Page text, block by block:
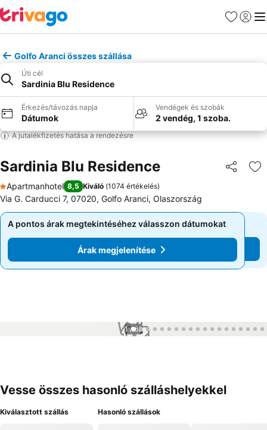
Kedvencek
Golfo Aranci összes szállása
Úti cél
Sardinia Blu Residence
Érkezés/távozás napja
Dátumok
Vendégek és szobák
2 vendég, 1 szoba.
A jutalékfizetés hatása a rendezésre
Sardinia Blu Residence
1 Kategória
Apartmanhotel 8,5 Kiváló (1074 értékelés)
Via G. Carducci 7, 07020, Golfo Aranci, Olaszország
A pontos árak megtekintéséhez válasszon dátumokat
Árak megjelenítése
A pontos árak megtekintéséhez válasszon dátumokat
Árak megjelenítése
1 / 62
Vesse összes hasonló szálláshelyekkel
Kiválasztott szállás Hasonló szállások